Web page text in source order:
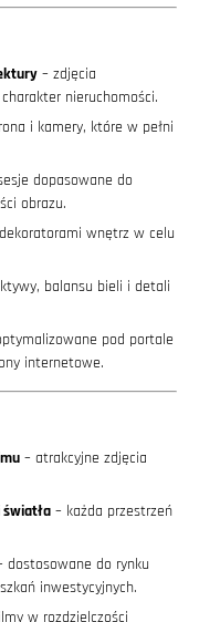
– zdjęcia
nieruchomości.
i kamery, które w pełni
dopasowane do
obrazu.
wnętrz w celu
balansu bieli i detali
pod portale
internetowe.
– atrakcyjne zdjęcia
– każda przestrzeń
dostosowane do rynku
inwestycyjnych.
w rozdzielczości